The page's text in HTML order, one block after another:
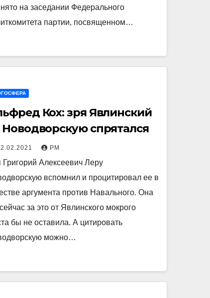
на заседании Федерального
партии, посвященном…
Кох: зря Явлинский
Новодворскую спрятался
РМ
Григорий Алексеевич Леру
вспомнил и процитировал ее в
аргумента против Навального. Она
за это от Явлинского мокрого
бы не оставила. А цитировать
можно…